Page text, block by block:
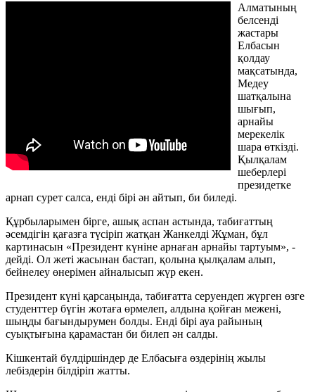
Алматының
белсенді
жастары
Елбасын
қолдау
мақсатында,
Медеу
шатқалына
шығып,
арнайы
мерекелік
шара өткізді.
Қылқалам
шеберлері
президетке
арнап сурет салса, енді бірі ән айтып, би биледі.
Құрбыларымен бірге, ашық аспан астында, табиғаттың
әсемдігін қағазға түсіріп жатқан Жанкелді Жұман, бұл
картинасын «Президент күніне арнаған арнайы тартуым», -
дейді. Ол жеті жасынан бастап, қолына қылқалам алып,
бейнелеу өнерімен айналысып жүр екен.
Президент күні қарсаңында, табиғатта серуендеп жүрген өзге
студенттер бүгін жотаға өрмелеп, алдына қойған межені,
шыңды бағындырумен болды. Енді бірі ауа райының
суықтығына қарамастан би билеп ән салды.
Кішкентай бүлдіршіндер де Елбасыға өздерінің жылы
лебіздерін білдіріп жатты.